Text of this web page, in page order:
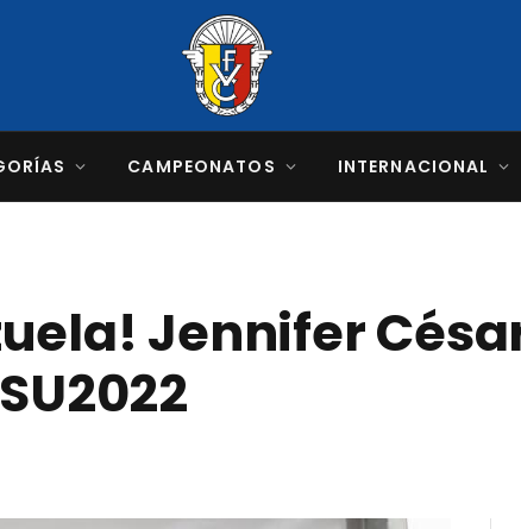
CAMPEONATOS INTERNACIONAL
Jennifer